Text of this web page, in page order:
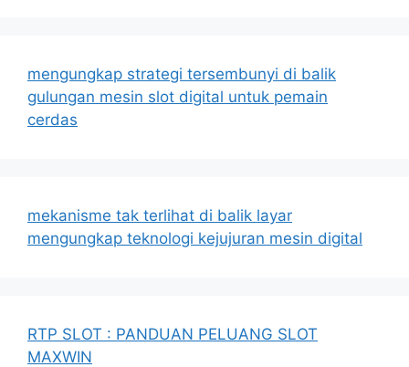
mengungkap strategi tersembunyi di balik
gulungan mesin slot digital untuk pemain
cerdas
mekanisme tak terlihat di balik layar
mengungkap teknologi kejujuran mesin digital
RTP SLOT : PANDUAN PELUANG SLOT
MAXWIN